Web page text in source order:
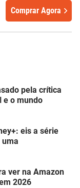
Comprar Agora
pela crítica
e o mundo
eis a série
uma
ver na Amazon
2026